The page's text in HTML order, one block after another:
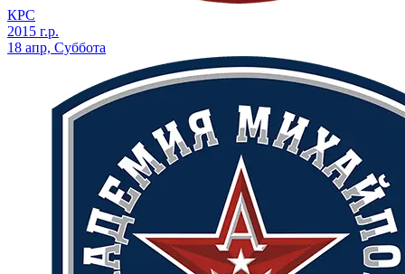
КРС
2015 г.р.
18 апр, Суббота